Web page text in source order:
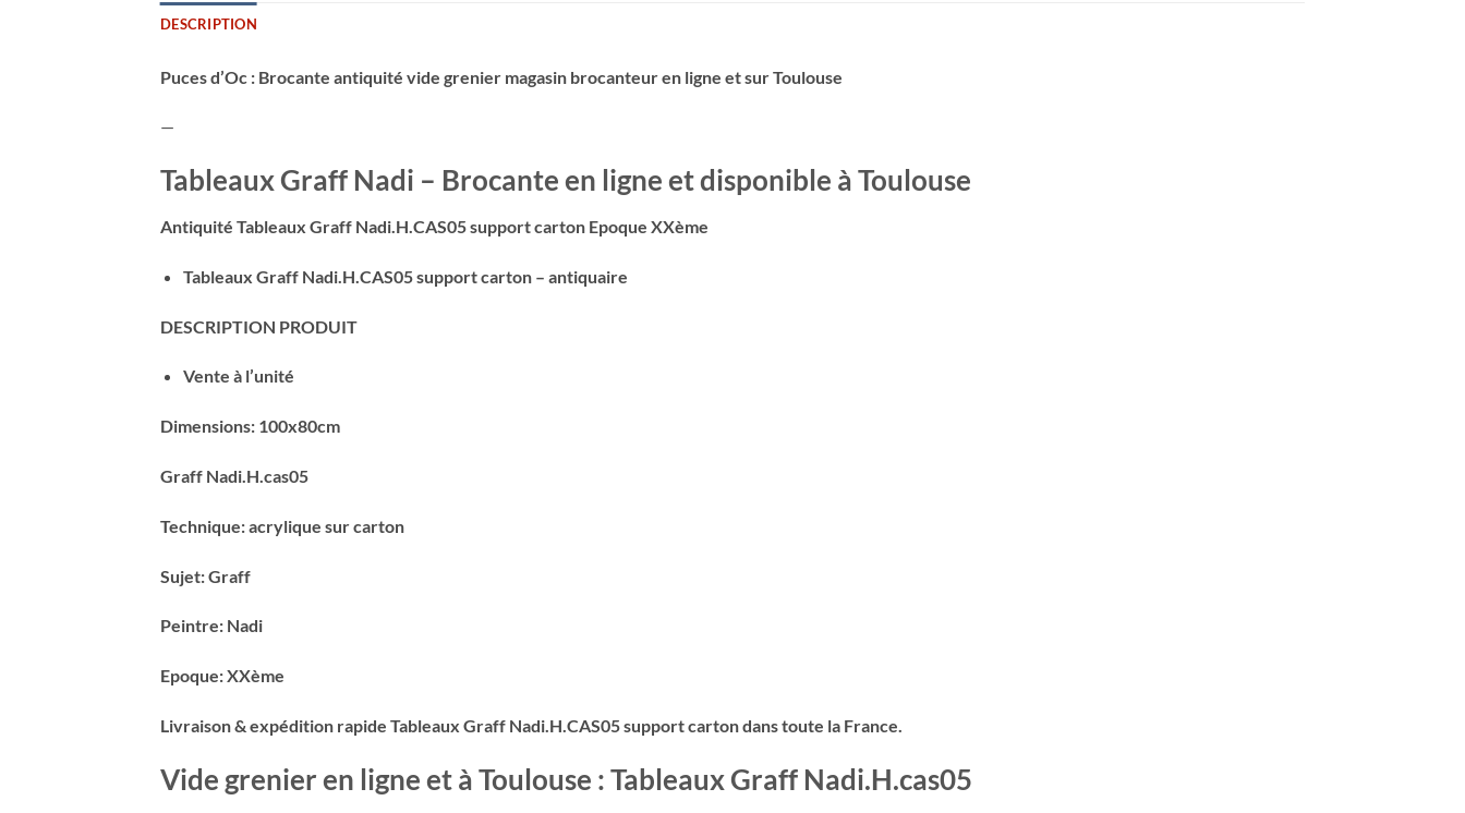
DESCRIPTION
Puces d’Oc : Brocante antiquité vide grenier magasin brocanteur en ligne et sur Toulouse
—
Tableaux Graff Nadi – Brocante en ligne et disponible à Toulouse
Antiquité Tableaux Graff Nadi.H.CAS05 support carton Epoque XXème
Tableaux Graff Nadi.H.CAS05 support carton – antiquaire
DESCRIPTION PRODUIT
Vente à l’unité
Dimensions: 100x80cm
Graff Nadi.H.cas05
Technique: acrylique sur carton
Sujet: Graff
Peintre: Nadi
Epoque: XXème
Livraison & expédition rapide Tableaux Graff Nadi.H.CAS05 support carton dans toute la France.
Vide grenier en ligne et à Toulouse : Tableaux Graff Nadi.H.cas05